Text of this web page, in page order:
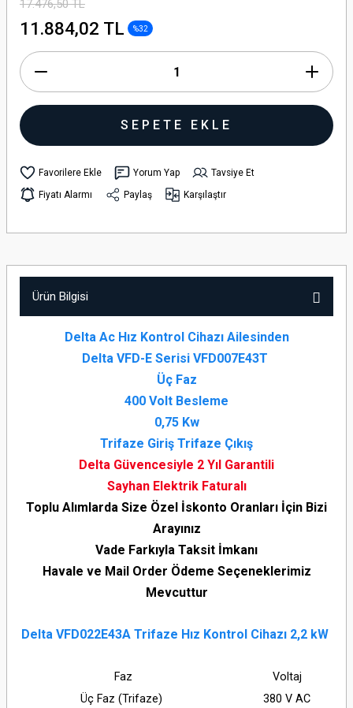
17.476,50 TL
11.884,02 TL %32
SEPETE EKLE
Yorum Yap
Tavsiye Et
Fiyatı Alarmı
Paylaş Karşılaştır
Ürün Bilgisi
Delta Ac Hız Kontrol Cihazı Ailesinden
Delta VFD-E Serisi VFD007E43T
Üç Faz
400 Volt Besleme
0,75 Kw
Trifaze Giriş Trifaze Çıkış
Delta Güvencesiyle 2 Yıl Garantili
Sayhan Elektrik Faturalı
Toplu Alımlarda Size Özel İskonto Oranları İçin Bizi
Arayınız
Vade Farkıyla Taksit İmkanı
Havale ve Mail Order Ödeme Seçeneklerimiz
Mevcuttur
Delta VFD022E43A Trifaze Hız Kontrol Cihazı 2,2 kW
Faz
Voltaj
Üç Faz (Trifaze)
380 V AC